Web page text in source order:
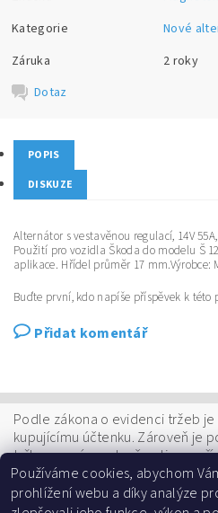
Kategorie
Nové
Záruka
2 roky
Dotaz
POPIS
DISKUZE
Alternátor s vestavěnou regulací, 14V
Použití pro vozidla Škoda do modelu Š
aplikace. Hřídel průměr 17 mm.Výrobce:
Buďte první, kdo napíše příspěvek k této
Přidat komentář
Podle zákona o evidenci tržeb
kupujícímu účtenku. Zároveň je
tržbu u správce daně online;v
pak nejpozději do 48 hodin.
Shoptet.cz | AutoElektroJamrich Křimice
Používáme cookies, abychom
prohlížení webu a díky analýze